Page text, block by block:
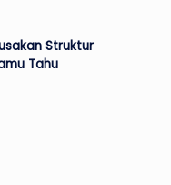
Struktur
Tahu